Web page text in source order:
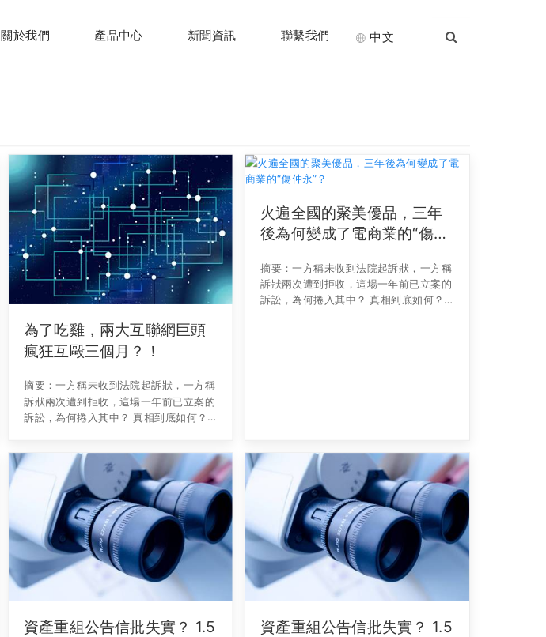
關於我們 產品中心 新聞資訊 聯繫我們 中文
為了吃雞，兩大互聯網巨頭
瘋狂互毆三個月？！
摘要：一方稱未收到法院起訴狀，一方稱
訴狀兩次遭到拒收，這場一年前已立案的
訴訟，為何捲入其中？ 真相到底如何？
稱），
火遍全國的聚美優品，三年
後為何變成了電商業的“傷仲
摘要：一方稱未收到法院起訴狀，一方稱
訴狀兩次遭到拒收，這場一年前已立案的
訴訟，為何捲入其中？ 真相到底如何？
資產重組公告信批失實？ 1.5
資產重組公告信批失實？ 1.5